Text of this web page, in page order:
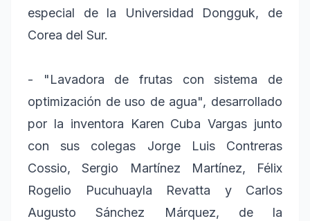
especial de la Universidad Dongguk, de
Corea del Sur.
- "Lavadora de frutas con sistema de
optimización de uso de agua", desarrollado
por la inventora Karen Cuba Vargas junto
con sus colegas Jorge Luis Contreras
Cossio, Sergio Martínez Martínez, Félix
Rogelio Pucuhuayla Revatta y Carlos
Augusto Sánchez Márquez, de la